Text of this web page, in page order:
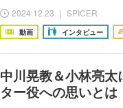
2024.12.23 ｜ SPICER
動画 インタビュー
中川晃教＆小林亮
ター役への思いと